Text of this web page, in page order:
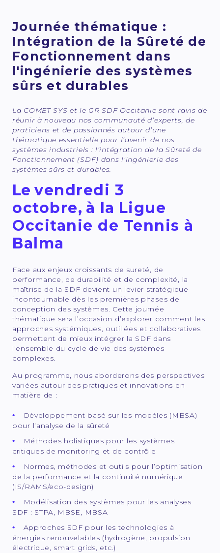
Journée thématique :
Intégration de la Sûreté de
Fonctionnement dans
l'ingénierie des systèmes
sûrs et durables
La COMET SYS et le GR SDF Occitanie sont ravis de
réunir à nouveau nos communauté d’experts, de
praticiens et de passionnés autour d’une
thématique essentielle pour l’avenir de nos
systèmes industriels : l’intégration de la Sûreté de
Fonctionnement (SDF) dans l’ingénierie des
systèmes sûrs et durables.
Le vendredi 3
octobre, à la Ligue
Occitanie de Tennis à
Balma
Face aux enjeux croissants de sureté, de
performance, de durabilité et de complexité, la
maîtrise de la SDF devient un levier stratégique
incontournable dès les premières phases de
conception des systèmes. Cette journée
thématique sera l’occasion d’explorer comment les
approches systémiques, outillées et collaboratives
permettent de mieux intégrer la SDF dans
l’ensemble du cycle de vie des systèmes
complexes.
Au programme, nous aborderons des perspectives
variées autour des pratiques et innovations en
matière de :
Développement basé sur les modèles (MBSA)
pour l’analyse de la sûreté
Méthodes holistiques pour les systèmes
critiques de monitoring et de contrôle
Normes, méthodes et outils pour l’optimisation
de la performance et la continuité numérique
(IS/RAMS/eco-design)
Modélisation des systèmes pour les analyses
SDF : STPA, MBSE, MBSA
Approches SDF pour les technologies à
énergies renouvelables (hydrogène, propulsion
électrique, smart grids, etc.)